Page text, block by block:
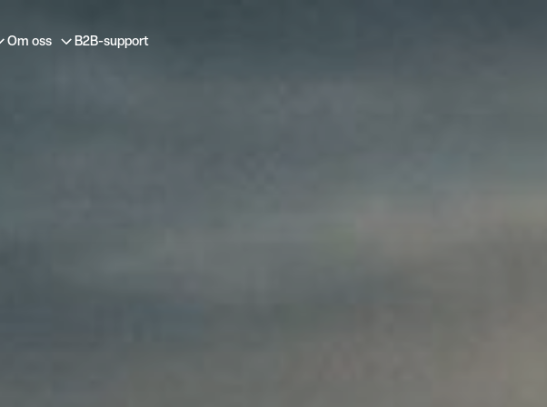
Om oss B2B-support